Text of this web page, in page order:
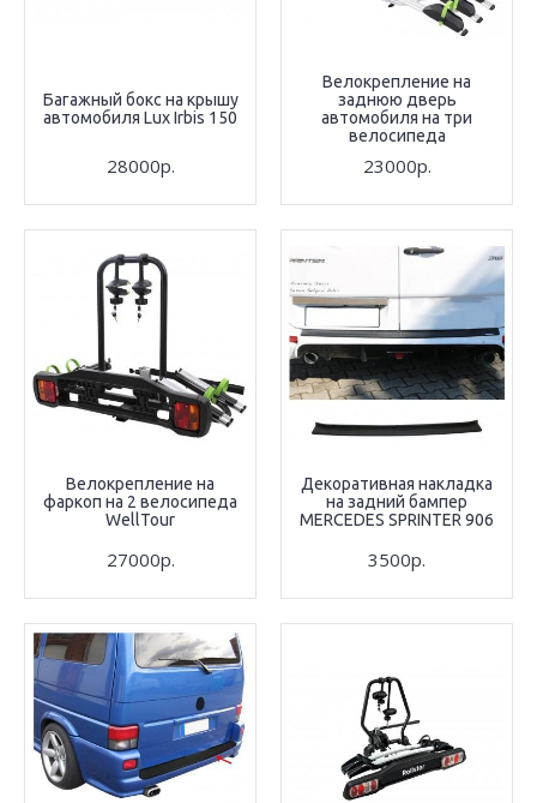
Багажный бокс на крышу
автомобиля Lux Irbis 150
28000р.
Велокрепление на
заднюю дверь
автомобиля на три
велосипеда
23000р.
Велокрепление на
фаркоп на 2 велосипеда
WellTour
27000р.
Декоративная накладка
на задний бампер
MERCEDES SPRINTER 906
3500р.